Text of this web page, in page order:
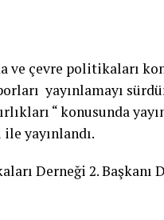
ve çevre politikaları
yayınlamayı
“ konusunda
ile yayınlandı.
Derneği 2. Başkanı